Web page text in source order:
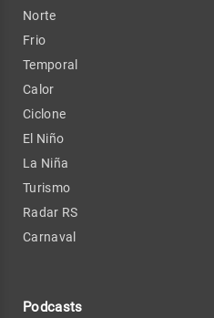
Norte
Frio
Temporal
Calor
Ciclone
El Niño
La Niña
Turismo
Radar RS
Carnaval
Podcasts